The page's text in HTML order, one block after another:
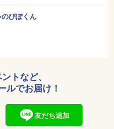
ぴぽくん
トなど、
ルでお届け！
友だち追加